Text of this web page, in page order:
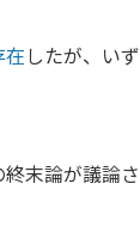
在したが、いず
末論が議論さ